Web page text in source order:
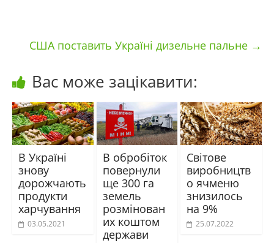
США поставить Україні дизельне пальне →
Вас може зацікавити:
В Україні
знову
дорожчають
продукти
харчування
03.05.2021
В обробіток
повернули
ще 300 га
земель
розмінован
их коштом
держави
Світове
виробництв
о ячменю
знизилось
на 9%
25.07.2022